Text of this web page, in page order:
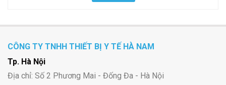
CÔNG TY TNHH THIẾT BỊ Y TẾ HÀ NAM
Tp. Hà Nội
Địa chỉ: Số 2 Phương Mai - Đống Đa - Hà Nội